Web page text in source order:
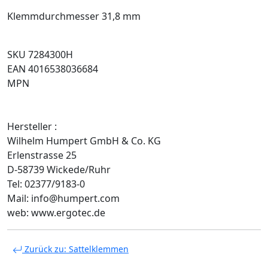
Klemmdurchmesser 31,8 mm
SKU 7284300H
EAN 4016538036684
MPN
Hersteller :
Wilhelm Humpert GmbH & Co. KG
Erlenstrasse 25
D-58739 Wickede/Ruhr
Tel: 02377/9183-0
Mail: info@humpert.com
web: www.ergotec.de
Zurück zu: Sattelklemmen